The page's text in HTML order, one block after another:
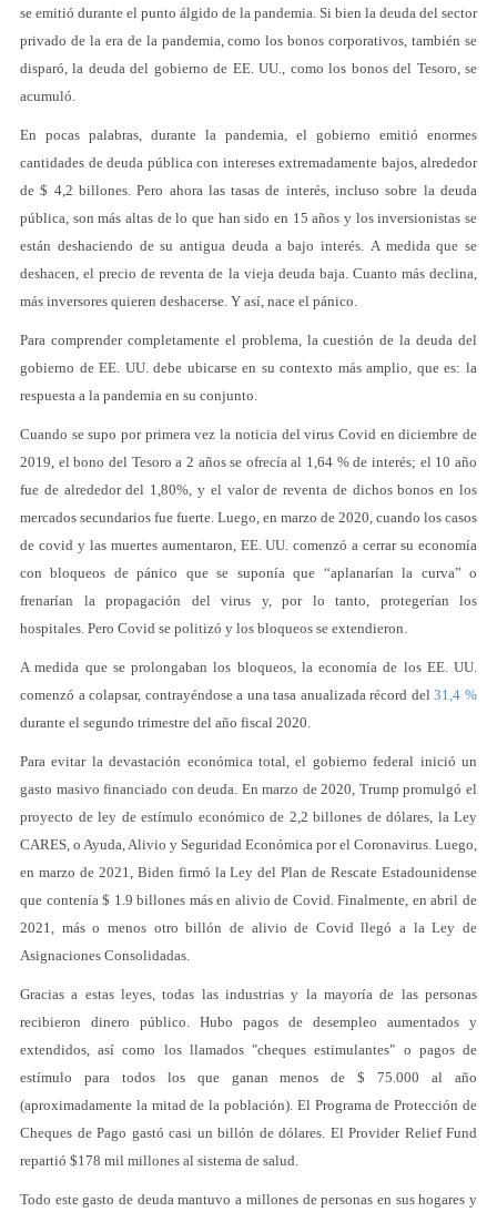
se emitió durante el punto álgido de la pandemia. Si bien la deuda del sector
privado de la era de la pandemia, como los bonos corporativos, también se
disparó, la deuda del gobierno de EE. UU., como los bonos del Tesoro, se
acumuló.
En pocas palabras, durante la pandemia, el gobierno emitió enormes
cantidades de deuda pública con intereses extremadamente bajos, alrededor
de $ 4,2 billones. Pero ahora las tasas de interés, incluso sobre la deuda
pública, son más altas de lo que han sido en 15 años y los inversionistas se
están deshaciendo de su antigua deuda a bajo interés. A medida que se
deshacen, el precio de reventa de la vieja deuda baja. Cuanto más declina,
más inversores quieren deshacerse. Y así, nace el pánico.
Para comprender completamente el problema, la cuestión de la deuda del
gobierno de EE. UU. debe ubicarse en su contexto más amplio, que es: la
respuesta a la pandemia en su conjunto.
Cuando se supo por primera vez la noticia del virus Covid en diciembre de
2019, el bono del Tesoro a 2 años se ofrecía al 1,64 % de interés; el 10 año
fue de alrededor del 1,80%, y el valor de reventa de dichos bonos en los
mercados secundarios fue fuerte. Luego, en marzo de 2020, cuando los casos
de covid y las muertes aumentaron, EE. UU. comenzó a cerrar su economía
con bloqueos de pánico que se suponía que “aplanarían la curva” o
frenarían la propagación del virus y, por lo tanto, protegerían los
hospitales. Pero Covid se politizó y los bloqueos se extendieron.
A medida que se prolongaban los bloqueos, la economía de los EE. UU.
comenzó a colapsar, contrayéndose a una tasa anualizada récord del31,4 %
durante el segundo trimestre del año fiscal 2020.
Para evitar la devastación económica total, el gobierno federal inició un
gasto masivo financiado con deuda. En marzo de 2020, Trump promulgó el
proyecto de ley de estímulo económico de 2,2 billones de dólares, la Ley
CARES, o Ayuda, Alivio y Seguridad Económica por el Coronavirus. Luego,
en marzo de 2021, Biden firmó la Ley del Plan de Rescate Estadounidense
que contenía $ 1.9 billones más en alivio de Covid. Finalmente, en abril de
2021, más o menos otro billón de alivio de Covid llegó a la Ley de
Asignaciones Consolidadas.
Gracias a estas leyes, todas las industrias y la mayoría de las personas
recibieron dinero público. Hubo pagos de desempleo aumentados y
extendidos, así como los llamados "cheques estimulantes" o pagos de
estímulo para todos los que ganan menos de $ 75.000 al año
(aproximadamente la mitad de la población). El Programa de Protección de
Cheques de Pago gastó casi un billón de dólares. El Provider Relief Fund
repartió $178 mil millones al sistema de salud.
Todo este gasto de deuda mantuvo a millones de personas en sus hogares y